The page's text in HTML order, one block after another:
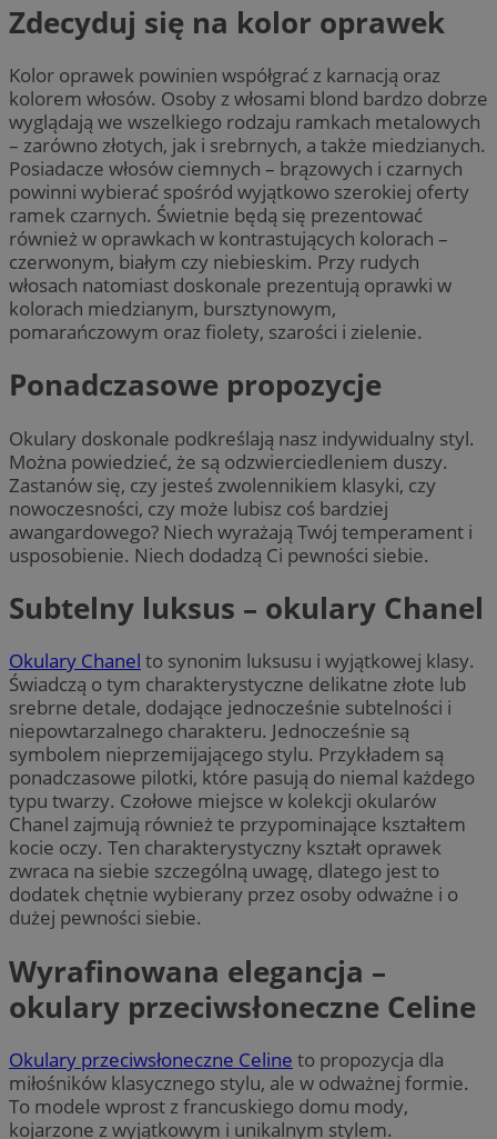
Zdecyduj się na kolor oprawek
Kolor oprawek powinien współgrać z karnacją oraz
kolorem włosów. Osoby z włosami blond bardzo dobrze
wyglądają we wszelkiego rodzaju ramkach metalowych
– zarówno złotych, jak i srebrnych, a także miedzianych.
Posiadacze włosów ciemnych – brązowych i czarnych
powinni wybierać spośród wyjątkowo szerokiej oferty
ramek czarnych. Świetnie będą się prezentować
również w oprawkach w kontrastujących kolorach –
czerwonym, białym czy niebieskim. Przy rudych
włosach natomiast doskonale prezentują oprawki w
kolorach miedzianym, bursztynowym,
pomarańczowym oraz fiolety, szarości i zielenie.
Ponadczasowe propozycje
Okulary doskonale podkreślają nasz indywidualny styl.
Można powiedzieć, że są odzwierciedleniem duszy.
Zastanów się, czy jesteś zwolennikiem klasyki, czy
nowoczesności, czy może lubisz coś bardziej
awangardowego? Niech wyrażają Twój temperament i
usposobienie. Niech dodadzą Ci pewności siebie.
Subtelny luksus – okulary Chanel
Okulary Chanel to synonim luksusu i wyjątkowej klasy.
Świadczą o tym charakterystyczne delikatne złote lub
srebrne detale, dodające jednocześnie subtelności i
niepowtarzalnego charakteru. Jednocześnie są
symbolem nieprzemijającego stylu. Przykładem są
ponadczasowe pilotki, które pasują do niemal każdego
typu twarzy. Czołowe miejsce w kolekcji okularów
Chanel zajmują również te przypominające kształtem
kocie oczy. Ten charakterystyczny kształt oprawek
zwraca na siebie szczególną uwagę, dlatego jest to
dodatek chętnie wybierany przez osoby odważne i o
dużej pewności siebie.
Wyrafinowana elegancja –
okulary przeciwsłoneczne Celine
Okulary przeciwsłoneczne Celine to propozycja dla
miłośników klasycznego stylu, ale w odważnej formie.
To modele wprost z francuskiego domu mody,
kojarzone z wyjątkowym i unikalnym stylem.